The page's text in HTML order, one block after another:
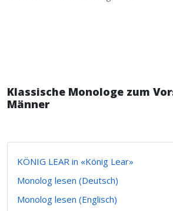
Klassische Monologe zum
Männer
KÖNIG LEAR in «König Lear»
Monolog lesen (Deutsch)
Monolog lesen (Englisch)